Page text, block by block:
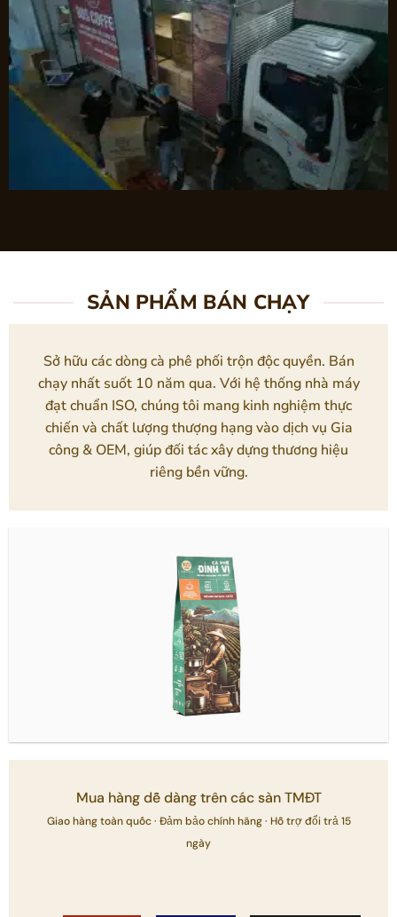
SẢN PHẨM BÁN CHẠY
Sở hữu các dòng cà phê phối trộn độc quyền. Bán
chạy nhất suốt 10 năm qua. Với hệ thống nhà máy
đạt chuẩn ISO, chúng tôi mang kinh nghiệm thực
chiến và chất lượng thượng hạng vào dịch vụ Gia
công & OEM, giúp đối tác xây dựng thương hiệu
riêng bền vững.
Mua hàng dễ dàng trên các sàn TMĐT
Giao hàng toàn quốc · Đảm bảo chính hãng · Hỗ trợ đổi trả 15
ngày